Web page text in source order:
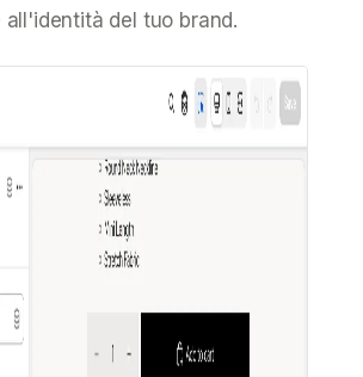
del tuo brand.